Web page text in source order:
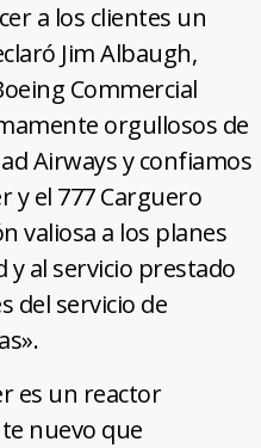
a los clientes un
Jim Albaugh,
Commercial
orgullosos de
Airways y confiamos
y el 777 Carguero
valiosa a los planes
y al servicio prestado
del servicio de
es un reactor
nuevo que